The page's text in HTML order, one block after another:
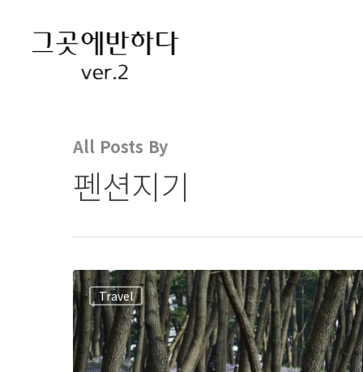
All Posts By
펜션지기
Travel